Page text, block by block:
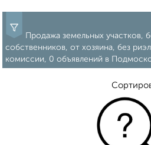
Продажа земельных участков,
собственников, от хозяина, без
комиссии, 0 объявлений в